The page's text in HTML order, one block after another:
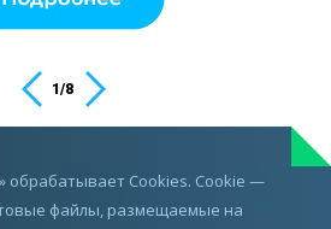
1/8
С ВРАЧОМ
обрабатывает Cookies. Cookie —
файлы, размещаемые на